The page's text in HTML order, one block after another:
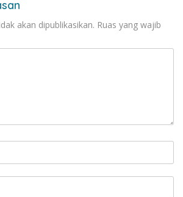
akan dipublikasikan. Ruas yang wajib